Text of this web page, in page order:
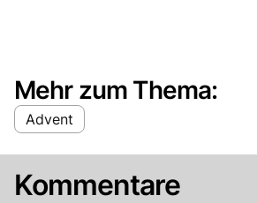
Mehr zum Thema:
Advent
Kommentare